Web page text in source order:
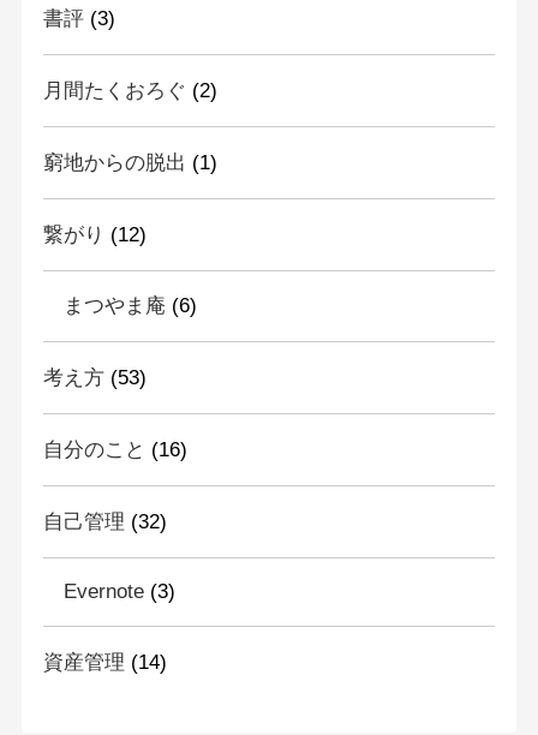
書評(3)
月間たくおろぐ (2)
窮地からの脱出 (1)
繋がり (12)
まつやま庵 (6)
考え方(53)
自分のこと (16)
自己管理 (32)
Evernote(3)
資産管理 (14)